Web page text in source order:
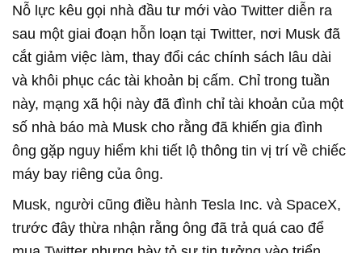
Nỗ lực kêu gọi nhà đầu tư mới vào Twitter diễn ra
sau một giai đoạn hỗn loạn tại Twitter, nơi Musk đã
cắt giảm việc làm, thay đổi các chính sách lâu dài
và khôi phục các tài khoản bị cấm. Chỉ trong tuần
này, mạng xã hội này đã đình chỉ tài khoản của một
số nhà báo mà Musk cho rằng đã khiến gia đình
ông gặp nguy hiểm khi tiết lộ thông tin vị trí về chiếc
máy bay riêng của ông.
Musk, người cũng điều hành Tesla Inc. và SpaceX,
trước đây thừa nhận rằng ông đã trả quá cao để